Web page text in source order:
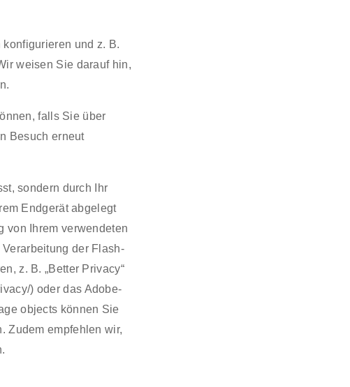
und z. B.
weisen Sie darauf hin,
falls Sie über
Besuch erneut
sondern durch Ihr
Endgerät abgelegt
von Ihrem verwendeten
der Flash-
z. B. „Better Privacy“
) oder das Adobe-
objects können Sie
Zudem empfehlen wir,